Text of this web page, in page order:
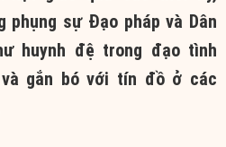
sự Đạo pháp và Dân
huynh đệ trong đạo tình
và gắn bó với tín đồ ở các